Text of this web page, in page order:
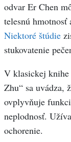
odvar Er Chen
telesnú hmotnosť
Niektoré štúdie
stukovatenie
V klasickej
Zhu“ sa uvádza,
ovplyvňuje
neplodnosť.
ochorenie.